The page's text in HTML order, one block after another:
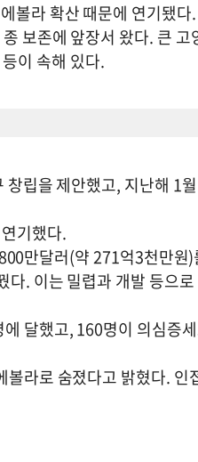
볼라 확산 때문에 연기됐다.
보존에 앞장서 왔다. 큰
이 속해 있다.
립을 제안했고, 지난해 1
기했다.
만달러(약 271억3천만원
. 이는 밀렵과 개발 등으
달했고, 160명이 의심증
라로 숨졌다고 밝혔다. 인